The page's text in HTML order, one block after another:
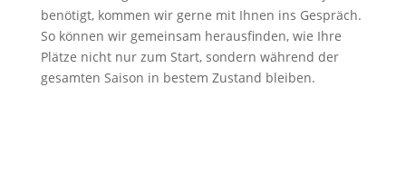
benötigt, kommen wir gerne mit Ihnen ins Gespräch.
So können wir gemeinsam herausfinden, wie Ihre
Plätze nicht nur zum Start, sondern während der
gesamten Saison in bestem Zustand bleiben.